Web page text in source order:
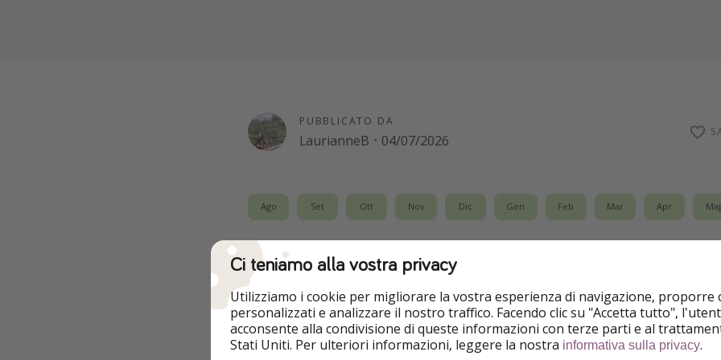
PUBBLICATO DA
LaurianneB · 04/07/2026
Ago Set Ott Nov Dic Gen Feb Mar Apr
Attenzione Pirati amanti dell'insolito e del mistero: abbiamo trovato per voi
che trasformerà il vostro weekend in un vero e proprio film d'avventura. Ci
non lontano da Cannes. Benvenuti nella Suite Indiana!
Qui non si viene solo per dormire, ma per vivere un'esperienza unica. Fin dal
piano terra di questa proprietà eccezionale, vi troverete in un perfetto
Ci teniamo alla vostra privacy
Utilizziamo i cookie per migliorare la vostra esperienza di navigazione, proporre
personalizzati e analizzare il nostro traffico. Facendo clic su "Accetta tutto",
acconsente alla condivisione di queste informazioni con terze parti e al
Stati Uniti. Per ulteriori informazioni, leggere la nostra informativa sulla privacy.